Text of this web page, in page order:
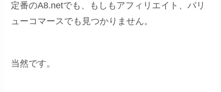
定番のA8.netでも、もしもアフィリエイト、バリ
ューコマースでも見つかりません。
当然です。